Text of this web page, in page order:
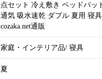
点セット 冷え敷き ベッドパッ
通気 吸水速乾 ダブル 夏用 寝
cozaka.net通販
家庭・インテリア品/ 寝具
夏